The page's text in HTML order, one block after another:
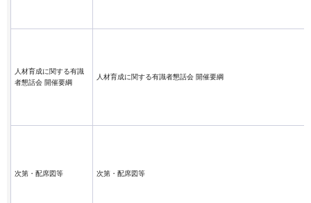
人材育成に関する有識
者懇話会 開催要綱
人材育成に関する有識者懇話会 開催要綱
次第・配席図等 次第・配席図等